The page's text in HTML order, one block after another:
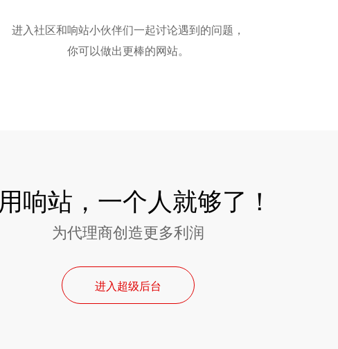
进入社区和响站小伙伴们一起讨论遇到的问题，
你可以做出更棒的网站。
用响站，一个人就够了！
为代理商创造更多利润
进入超级后台